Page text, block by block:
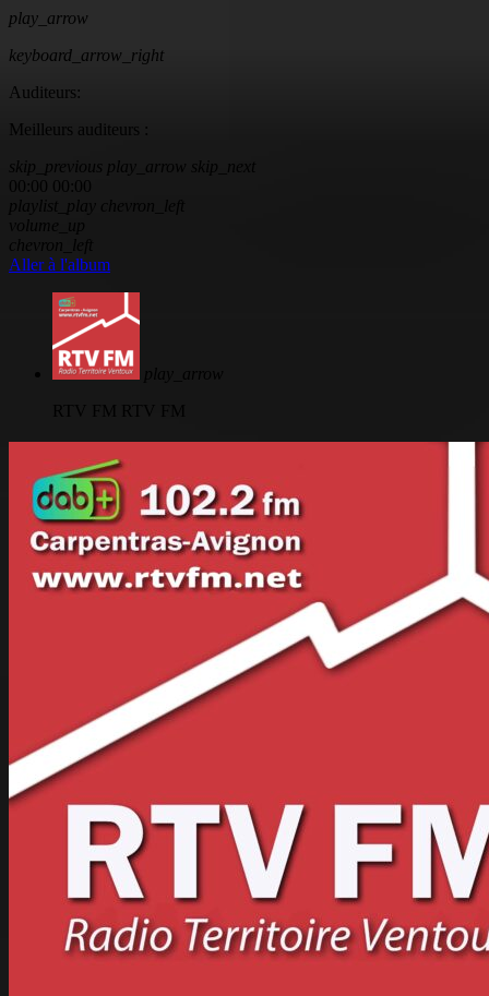
play_arrow
keyboard_arrow_right
Auditeurs:
Meilleurs auditeurs :
skip_previous play_arrow skip_next
00:00 00:00
Aller à l'album